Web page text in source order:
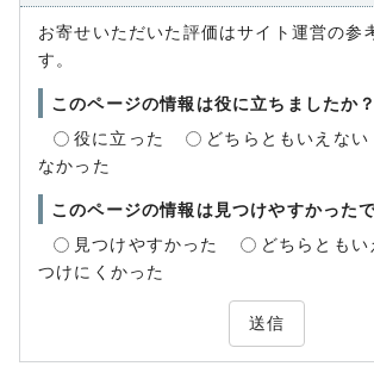
お寄せいただいた評価はサイト運営の参
す。
このページの情報は役に立ちましたか？
役に立った
どちらともいえない
なかった
このページの情報は見つけやすかった
見つけやすかった
どちらともい
つけにくかった
送信